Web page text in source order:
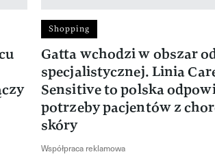
Shopping
Gatta wchodzi w obszar
specjalistycznej. Linia
Sensitive to polska
potrzeby pacjentów z
skóry
Współpraca reklamowa